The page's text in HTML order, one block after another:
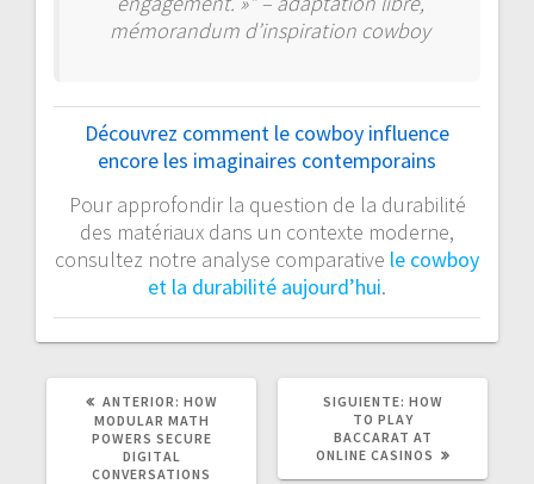
mémorandum d’inspiration cowboy
Découvrez comment le cowboy influence
encore les imaginaires contemporains
Pour approfondir la question de la durabilité
des matériaux dans un contexte moderne,
consultez notre analyse comparative le cowboy
et la durabilité aujourd’hui.
ANTERIOR: POST
ANTERIOR:
HOW
MODULAR MATH
POWERS SECURE
DIGITAL
CONVERSATIONS
SIGUIENTE: SIGUIENTE
POST:
HOW
TO PLAY
BACCARAT AT
ONLINE CASINOS